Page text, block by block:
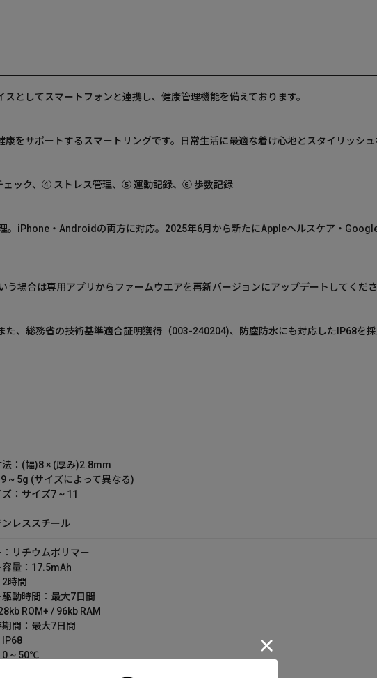
としてスマートフォンと連携し、健康管理機能を備えております。
をサポートするスマートリングです。日常生活に最適な着け心地とスタイリッシュ
ック、④ ストレス管理、⑤ 運動記録、⑥ 歩数記録
。iPhone・Androidの両方に対応。2025年6月から新たにAppleヘルスケア・
う場合は専用アプリからファームウエアを再新バージョンにアップデートしてくださ
た、総務省の技術基準適合証明獲得（003-240204)、防塵防水にも対応したIP68を
法：(幅)8 × (厚み)2.8mm
~ 5g (サイズによって異なる)
：サイズ7 ~ 11
レススチール
リチウムポリマー
容量：17.5mAh
時間
動時間：最大7日間
ROM+ / 96kb RAM
間：最大7日間
IP68
0 ~ 50℃
：Bluetooth 5.1